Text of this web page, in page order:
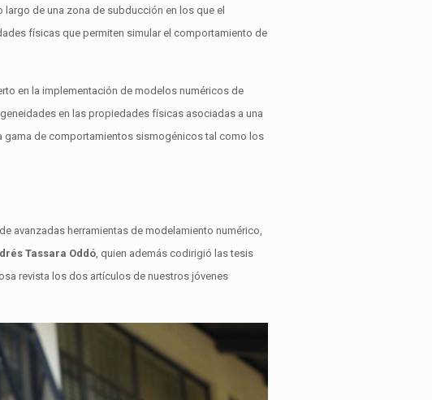
de una zona de subducción en los que el
físicas que permiten simular el comportamiento de
en la implementación de modelos numéricos de
en las propiedades físicas asociadas a una
gama de comportamientos sismogénicos tal como los
avanzadas herramientas de modelamiento numérico,
Tassara Oddó, quien además codirigió las tesis
revista los dos artículos de nuestros jóvenes